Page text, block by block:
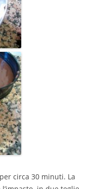
circa 30 minuti. La